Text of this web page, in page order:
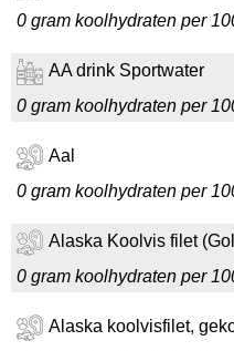
0 gram koolhydraten per
AA drink Sportwater
0 gram koolhydraten per
Aal
0 gram koolhydraten per
Alaska Koolvis filet
0 gram koolhydraten per
Alaska koolvisfilet,